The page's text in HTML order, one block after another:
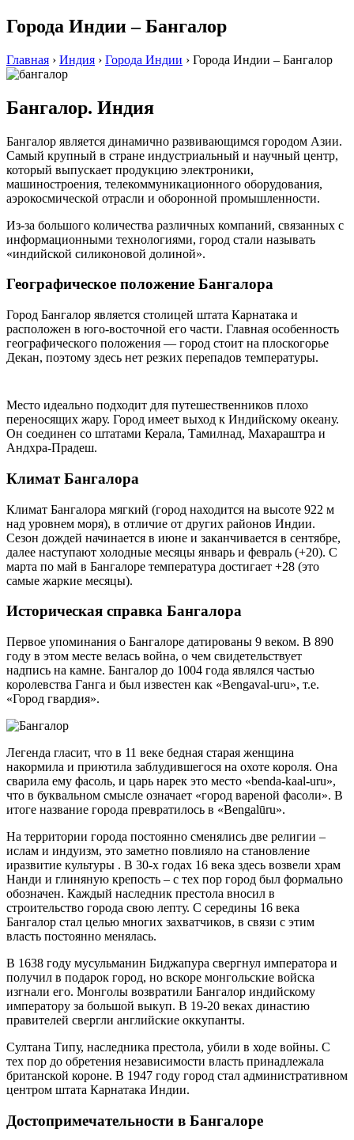
Города Индии – Бангалор
Главная › Индия › Города Индии › Города Индии – Бангалор
Бангалор. Индия
Бангалор является динамично развивающимся городом Азии.
Самый крупный в стране индустриальный и научный центр,
который выпускает продукцию электроники,
машиностроения, телекоммуникационного оборудования,
аэрокосмической отрасли и оборонной промышленности.
Из-за большого количества различных компаний, связанных с
информационными технологиями, город стали называть
«индийской силиконовой долиной».
Географическое положение Бангалора
Город Бангалор является столицей штата Карнатака и
расположен в юго-восточной его части. Главная особенность
географического положения — город стоит на плоскогорье
Декан, поэтому здесь нет резких перепадов температуры.
Место идеально подходит для путешественников плохо
переносящих жару. Город имеет выход к Индийскому океану.
Он соединен со штатами Керала, Тамилнад, Махараштра и
Андхра-Прадеш.
Климат Бангалора
Климат Бангалора мягкий (город находится на высоте 922 м
над уровнем моря), в отличие от других районов Индии.
Сезон дождей начинается в июне и заканчивается в сентябре,
далее наступают холодные месяцы январь и февраль (+20). С
марта по май в Бангалоре температура достигает +28 (это
самые жаркие месяцы).
Историческая справка Бангалора
Первое упоминания о Бангалоре датированы 9 веком. В 890
году в этом месте велась война, о чем свидетельствует
надпись на камне. Бангалор до 1004 года являлся частью
королевства Ганга и был известен как «Bengaval-uru», т.е.
«Город гвардия».
Легенда гласит, что в 11 веке бедная старая женщина
накормила и приютила заблудившегося на охоте короля. Она
сварила ему фасоль, и царь нарек это место «benda-kaal-uru»,
что в буквальном смысле означает «город вареной фасоли». В
итоге название города превратилось в «Bengalūru».
На территории города постоянно сменялись две религии –
ислам и индуизм, это заметно повлияло на становление
иразвитие культуры . В 30-х годах 16 века здесь возвели храм
Нанди и глиняную крепость – с тех пор город был формально
обозначен. Каждый наследник престола вносил в
строительство города свою лепту. С середины 16 века
Бангалор стал целью многих захватчиков, в связи с этим
власть постоянно менялась.
В 1638 году мусульманин Биджапура свергнул императора и
получил в подарок город, но вскоре монгольские войска
изгнали его. Монголы возвратили Бангалор индийскому
императору за большой выкуп. В 19-20 веках династию
правителей свергли английские оккупанты.
Султана Типу, наследника престола, убили в ходе войны. С
тех пор до обретения независимости власть принадлежала
британской короне. В 1947 году город стал административном
центром штата Карнатака Индии.
Достопримечательности в Бангалоре